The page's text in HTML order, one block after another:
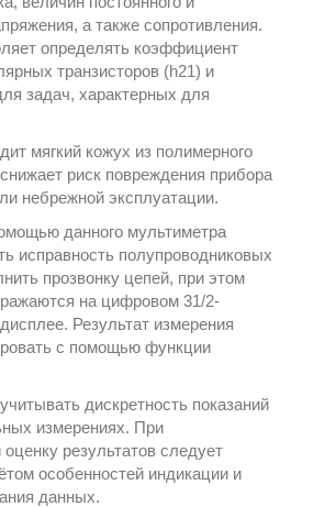
а также сопротивления.
определять коэффициент
транзисторов (h21) и
задач, характерных для
мягкий кожух из полимерного
риск повреждения прибора
небрежной эксплуатации.
данного мультиметра
исправность полупроводниковых
прозвонку цепей, при этом
на цифровом 31/2-
Результат измерения
с помощью функции
дискретность показаний
измерениях. При
результатов следует
особенностей индикации и
данных.